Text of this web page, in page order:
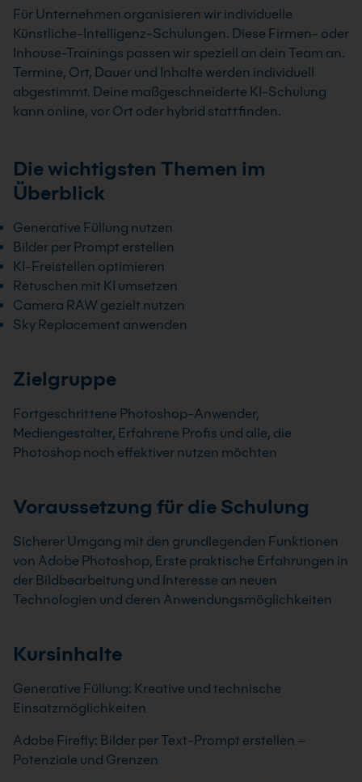
Für Unternehmen organisieren wir individuelle
Künstliche-Intelligenz-Schulungen. Diese Firmen- oder
Inhouse-Trainings passen wir speziell an dein Team an.
Termine, Ort, Dauer und Inhalte werden individuell
abgestimmt. Deine maßgeschneiderte KI-Schulung
kann online, vor Ort oder hybrid stattfinden.
Die wichtigsten Themen im
Überblick
Generative Füllung nutzen
Bilder per Prompt erstellen
KI-Freistellen optimieren
Retuschen mit KI umsetzen
Camera RAW gezielt nutzen
Sky Replacement anwenden
Zielgruppe
Fortgeschrittene Photoshop-Anwender,
Mediengestalter, Erfahrene Profis und alle, die
Photoshop noch effektiver nutzen möchten
Voraussetzung für die Schulung
Sicherer Umgang mit den grundlegenden Funktionen
von Adobe Photoshop, Erste praktische Erfahrungen in
der Bildbearbeitung und Interesse an neuen
Technologien und deren Anwendungsmöglichkeiten
Kursinhalte
Generative Füllung: Kreative und technische
Einsatzmöglichkeiten
Adobe Firefly: Bilder per Text-Prompt erstellen –
Potenziale und Grenzen